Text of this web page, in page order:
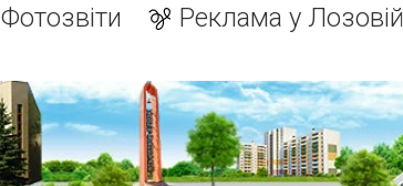
Фотозвіти Реклама у Лозовій